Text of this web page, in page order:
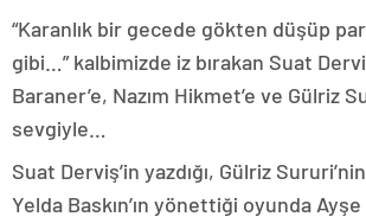
“Karanlık bir gecede gökten düşüp
gibi…” kalbimizde iz bırakan Suat
Baraner’e, Nazım Hikmet’e ve Gülriz
sevgiyle…
Suat Derviş’in yazdığı, Gülriz
Yelda Baskın’ın yönettiği oyunda